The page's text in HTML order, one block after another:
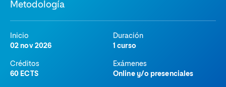
Metodología
Inicio
02 nov 2026
Duración
1 curso
Créditos
60 ECTS
Exámenes
Online y/o presenciales